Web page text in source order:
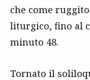
che come
liturgico, fino al
minuto 48.
Tornato il